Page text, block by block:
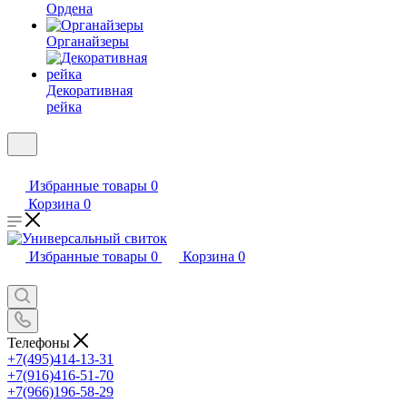
Ордена
Органайзеры
Декоративная
рейка
Избранные товары 0
Корзина 0
Избранные товары 0 Корзина 0
Телефоны
+7(495)414-13-31
+7(916)416-51-70
+7(966)196-58-29